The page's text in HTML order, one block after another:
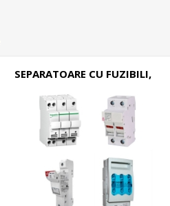
SEPARATOARE CU FUZIBILI,